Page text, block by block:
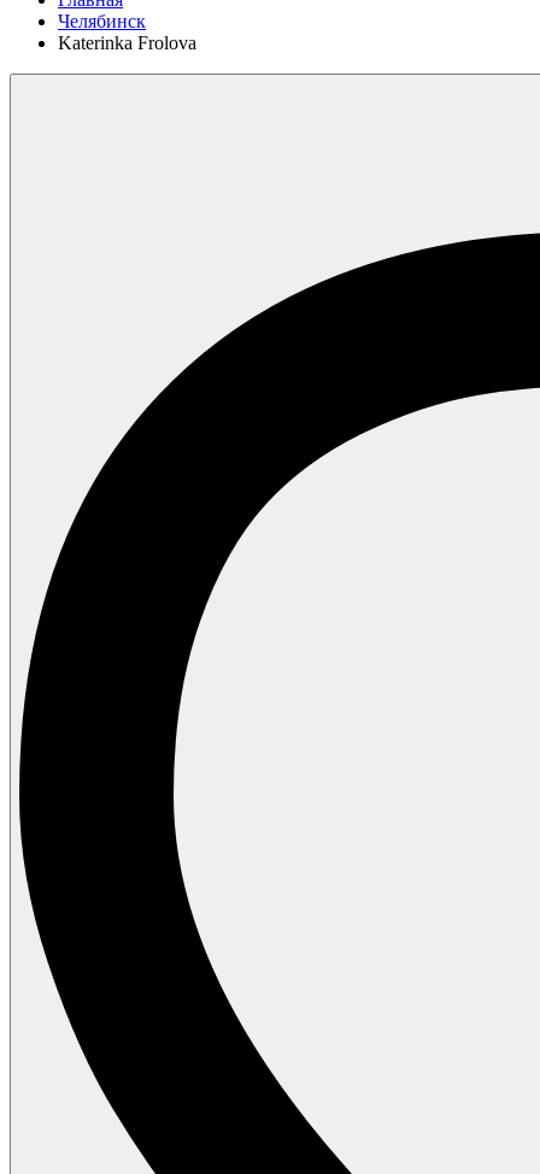
Челябинск
Katerinka Frolova